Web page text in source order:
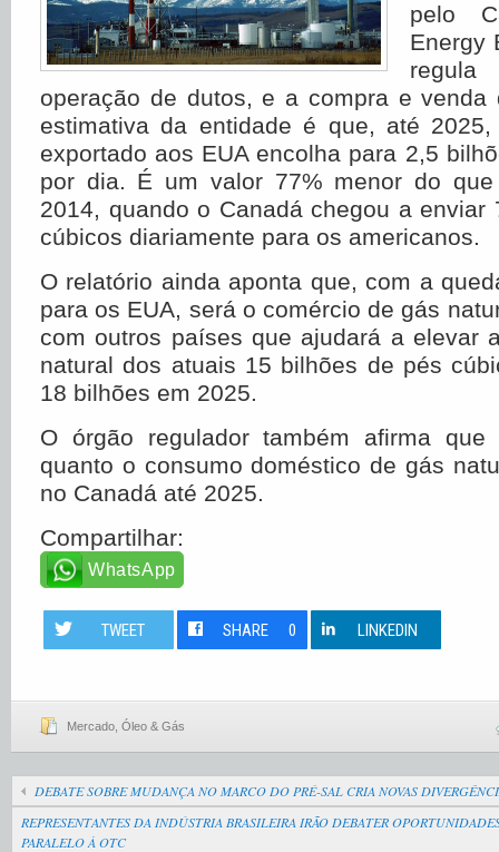
pelo
Energy
operação de dutos, e a compra e
estimativa da entidade é que, até
exportado aos EUA encolha para 2,5
por dia. É um valor 77% menor do
2014, quando o Canadá chegou a enviar
cúbicos diariamente para os americanos.
O relatório ainda aponta que, com a
para os EUA, será o comércio de gás
com outros países que ajudará a elevar
natural dos atuais 15 bilhões de pés
18 bilhões em 2025.
O órgão regulador também afirma que
quanto o consumo doméstico de gás
no Canadá até 2025.
Compartilhar:
WhatsApp
TWEET SHARE 0 LINKEDIN
Mercado Óleo & Gás
DEBATE SOBRE MUDANÇA NO MARCO DO PRÉ-SAL CRIA NOVAS
REPRESENTANTES DA INDÚSTRIA BRASILEIRA IRÃO DEBATER
PARALELO À OTC